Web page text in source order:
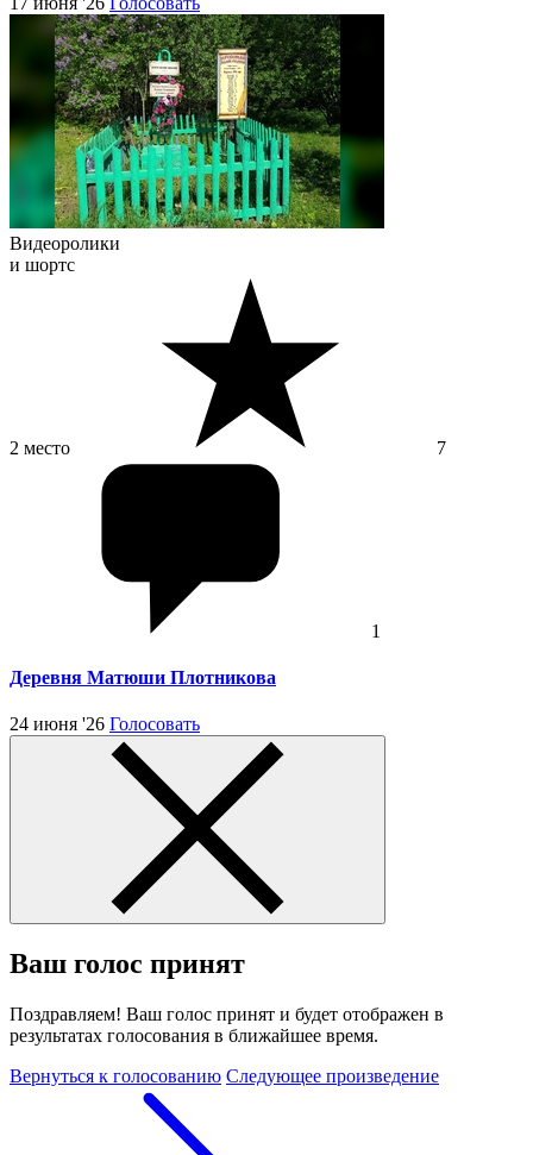
Видеоролики
и шортс
2 место 7
1
Деревня Матюши Плотникова
24 июня '26 Голосовать
Ваш голос принят
Поздравляем! Ваш голос принят и будет отображен в
результатах голосования в ближайшее время.
Вернуться к голосованию Следующее произведение